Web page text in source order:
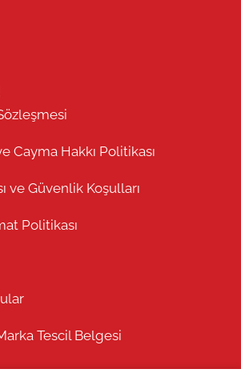
Cayma Hakkı Politikası
ve Güvenlik Koşulları
Politikası
Tescil Belgesi